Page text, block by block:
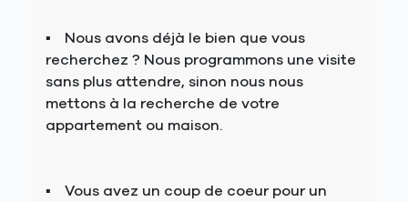
Nous avons déjà le bien que vous
recherchez ? Nous programmons une visite
sans plus attendre, sinon nous nous
mettons à la recherche de votre
appartement ou maison.
Vous avez un coup de coeur pour un